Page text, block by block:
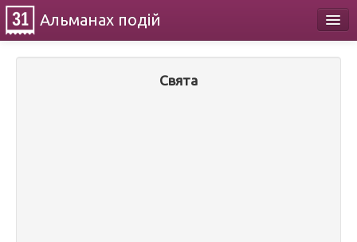
Альманах подій
Свята